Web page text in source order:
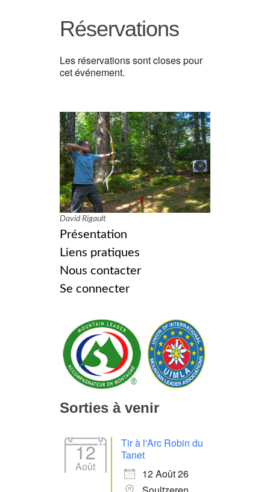
Réservations
Les réservations sont closes pour
cet événement.
David Rigault
Présentation
Liens pratiques
Nous contacter
Se connecter
Sorties à venir
12
Août
Tir à l'Arc Robin du
Tanet
12 Août 26